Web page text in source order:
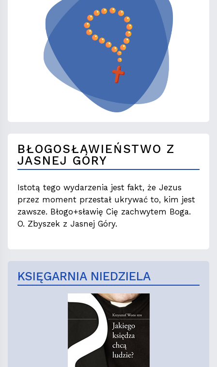
BŁOGOSŁAWIEŃSTWO Z
JASNEJ GÓRY
Istotą tego wydarzenia jest fakt, że Jezus
przez moment przestał ukrywać to, kim jest
zawsze. Błogo+sławię Cię zachwytem Boga.
O. Zbyszek z Jasnej Góry.
KSIĘGARNIA NIEDZIELA